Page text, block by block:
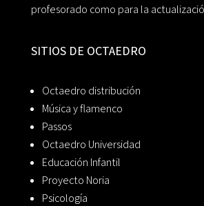
profesorado como para la
SITIOS DE OCTAEDRO
Octaedro distribución
Música y flamenco
Passos
Octaedro Universidad
Educación Infantil
Proyecto Noria
Psicología